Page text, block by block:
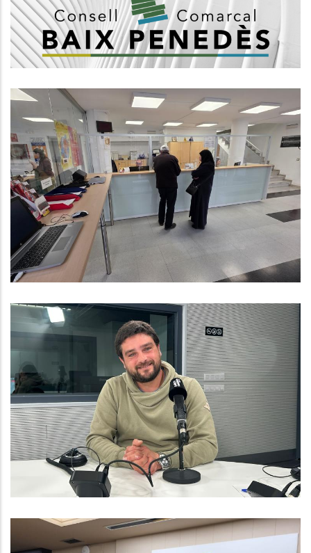
Subvenció De La Diputació De
Tarragona Per A Finançar Els
Programes D'assistències I
Serveis, Mobilitat I Inversió
Realitzats Pels Consells
Comarcals
Baix Penedès Al Dia Amb Daniel
Bartra, Responsable De Joventut
Del Consell Comarcal Del Baix
Penedès
Joventut